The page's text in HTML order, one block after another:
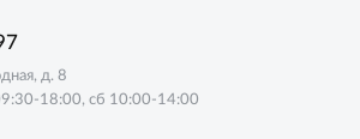
д. 8
18:00, сб 10:00-14:00